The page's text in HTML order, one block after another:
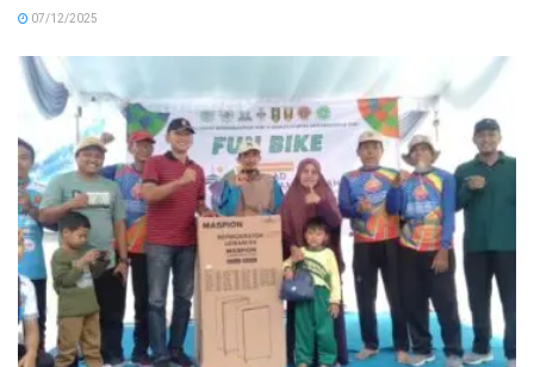
07/12/2025